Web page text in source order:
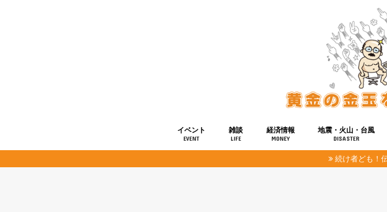
イベント
EVENT
雑談
LIFE
経済情報
MONEY
地震・火山・台風
DISASTER
続け者ども！